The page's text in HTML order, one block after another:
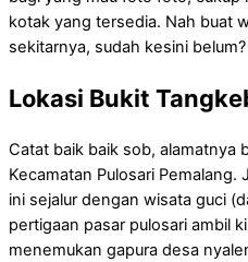
kotak yang tersedia. Nah buat
sekitarnya, sudah kesini belum?
Lokasi Bukit
Catat baik baik sob, alamatnya
Kecamatan Pulosari
ini sejalur dengan wisata guci
pertigaan pasar pulosari ambil
menemukan gapura desa